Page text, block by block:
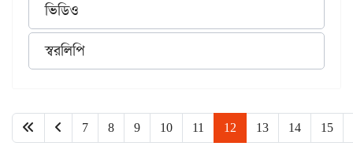
ভিডিও
স্বরলিপি
7 8 9 10 11 12 13 14 15